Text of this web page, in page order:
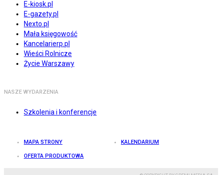
E-kiosk.pl
E-gazety.pl
Nexto.pl
Mała księgowość
Kancelarierp.pl
Wieści Rolnicze
Życie Warszawy
NASZE WYDARZENIA
Szkolenia i konferencje
MAPA STRONY KALENDARIUM
OFERTA PRODUKTOWA